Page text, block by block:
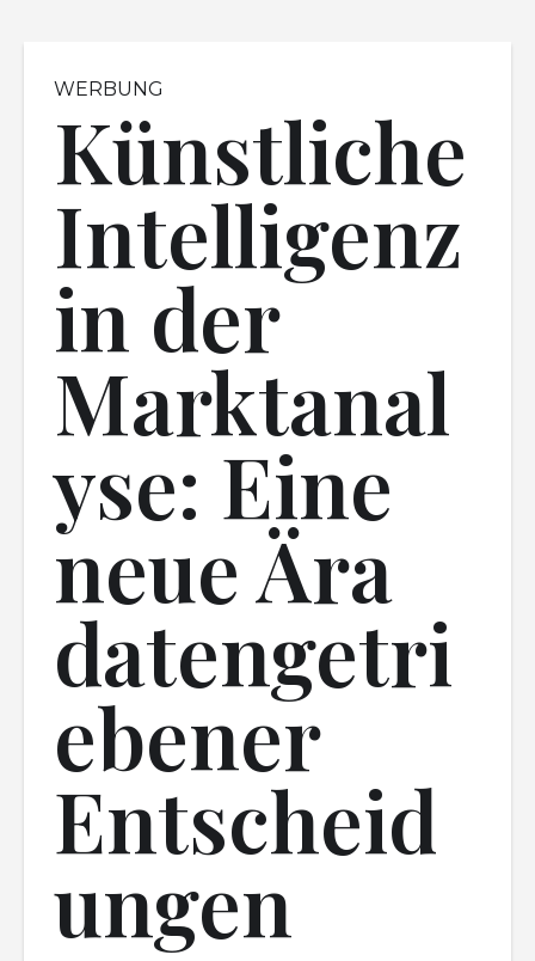
Künstliche
Intelligenz
in der
Marktanal
yse: Eine
neue Ära
datengetri
ebener
Entscheid
ungen
WERBUNG